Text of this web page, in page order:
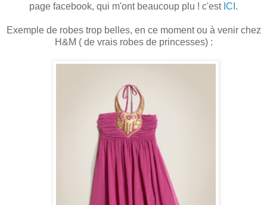
page facebook, qui m'ont beaucoup plu ! c'est ICI .
Exemple de robes trop belles, en ce moment ou à venir chez
H&M ( de vrais robes de princesses) :